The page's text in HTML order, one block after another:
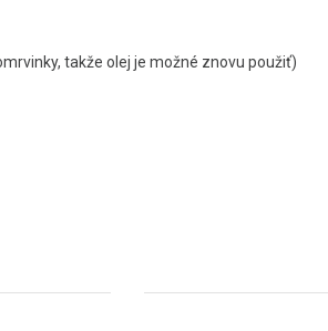
takže olej je možné znovu použiť)